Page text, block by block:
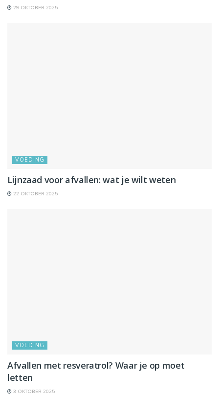
29 OKTOBER 2025
VOEDING
Lijnzaad voor afvallen: wat je wilt weten
22 OKTOBER 2025
VOEDING
Afvallen met resveratrol? Waar je op moet
letten
3 OKTOBER 2025